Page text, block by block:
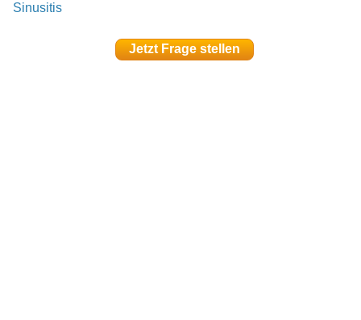
Sinusitis
Jetzt Frage stellen